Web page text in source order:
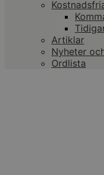
Artiklar
Nyheter
Ordlista